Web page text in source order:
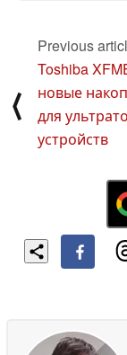
⟨
Previous
Toshiba
новые
для
устройств